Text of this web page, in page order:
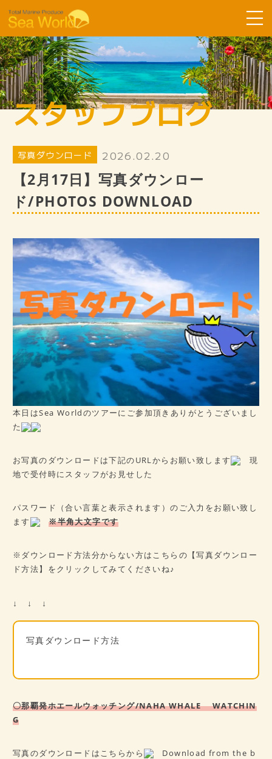
Sea Worldについて
コース紹介
ツアーの流れ
お客様の声
SDGsへ取り組み
スタッフ紹介
スタッフブログ
病歴チェックシート
★ご予約はこちら★
会社概要
アクセス
スタッフブログ
写真ダウンロード 2026.02.20
【2月17日】写真ダウンロー
ド/PHOTOS DOWNLOAD
本日はSea Worldのツアーにご参加頂きありがとうございまし
た
お写真のダウンロードは下記のURLからお願い致します
現
地で受付時にスタッフがお見せした
パスワード（合い言葉と表示されます）のご入力をお願い致し
ます
※半角大文字です
※ダウンロード方法分からない方はこちらの【写真ダウンロー
ド方法】をクリックしてみてくださいね♪
↓ ↓ ↓
写真ダウンロード方法
〇那覇発ホエールウォッチング/NAHA WHALE WATCHIN
G
写真のダウンロードはこちらから
Download from the b